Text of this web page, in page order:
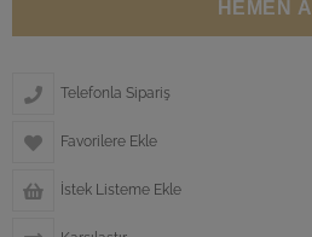
Telefonla Sipariş
Favorilere Ekle
İstek Listeme Ekle